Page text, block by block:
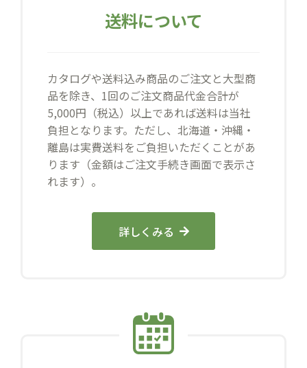
送料について
カタログや送料込み商品のご注文と大型商
品を除き、1回のご注文商品代金合計が
5,000円（税込）以上であれば送料は当社
負担となります。ただし、北海道・沖縄・
離島は実費送料をご負担いただくことがあ
ります（金額はご注文手続き画面で表示さ
れます）。
詳しくみる